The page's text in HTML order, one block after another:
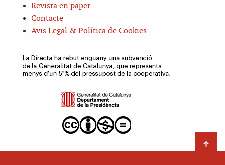
Revista en paper
Contacte
Avis Legal & Política de Cookies